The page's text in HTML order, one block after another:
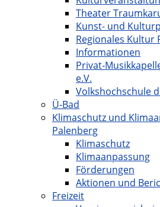
Theater
Kunst- und
Regionales Kultur
Informationen
Privat-
e.V.
Volkshochschule
Ü-Bad
Klimaschutz und
Palenberg
Klimaschutz
Klimaanpassung
Förderungen
Aktionen und
Freizeit